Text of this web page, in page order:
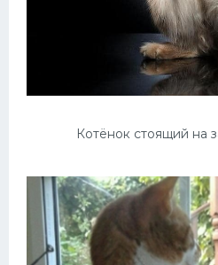
Котёнок стоящий на